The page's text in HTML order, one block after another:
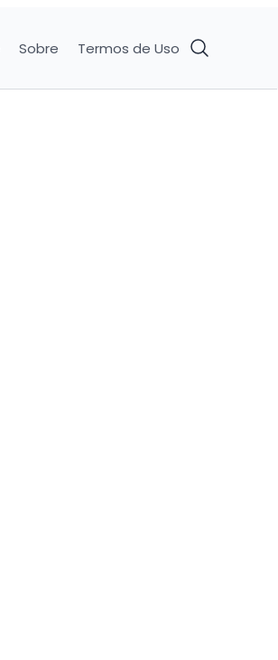
Sobre Termos de Uso